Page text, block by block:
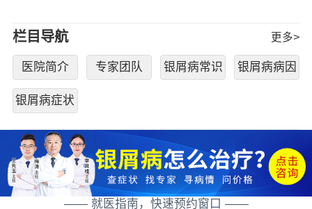
栏目导航 更多>
医院简介 专家团队 银屑病常识 银屑病病因
银屑病症状
—— 就医指南，快速预约窗口 ——